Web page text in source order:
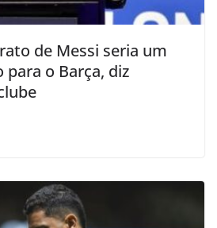
de Messi seria um
o Barça, diz